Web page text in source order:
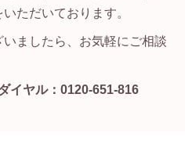
ただいております。
ましたら、お気軽にご相談
イヤル：0120-651-816